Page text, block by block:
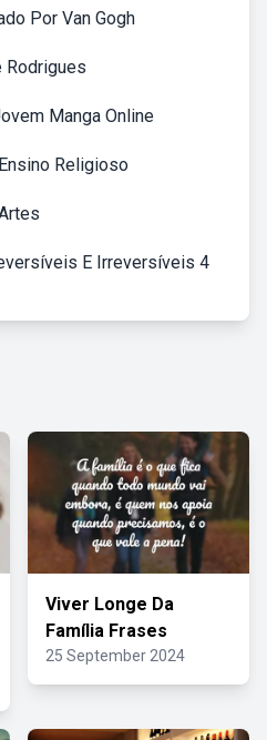
Por Van Gogh
Rodrigues
Manga Online
Religioso
E Irreversíveis 4
Viver Longe Da
Família Frases
25 September 2024